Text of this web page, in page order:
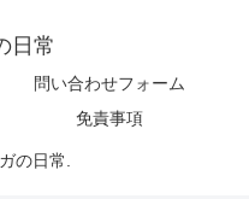
日常
問い合わせフォーム
免責事項
の日常.